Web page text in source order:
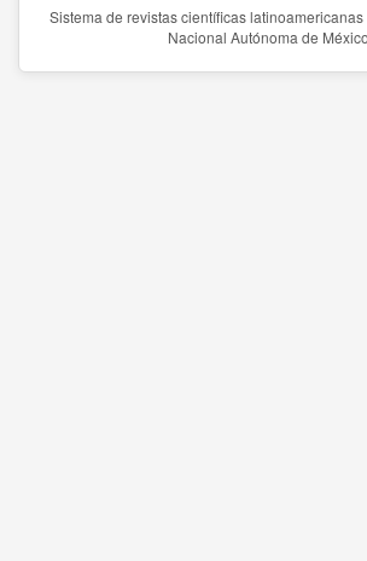
Sistema de revistas científicas
Nacional Autónoma de